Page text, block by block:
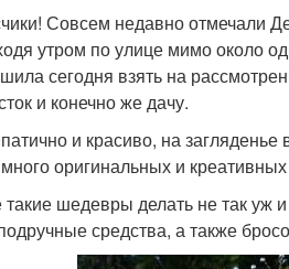
Совсем недавно отмечали
утром по улице мимо около
сегодня взять на
и конечно же дачу.
и красиво, на
оригинальных и
шедевры делать не так уж
средства, а также